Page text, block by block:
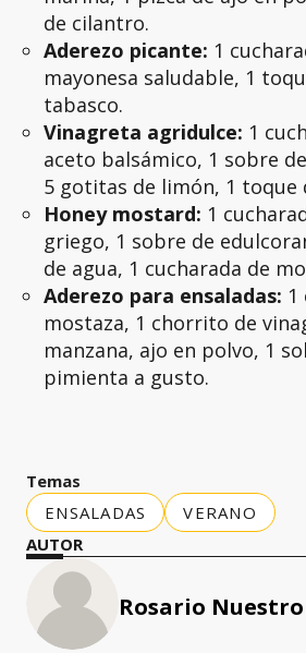
de cilantro.
Aderezo picante: 1
mayonesa saludable, 1
tabasco.
Vinagreta agridulce: 1
aceto balsámico, 1 sobre
5 gotitas de limón, 1 toque
Honey mostard: 1
griego, 1 sobre de
de agua, 1 cucharada de
Aderezo para ensaladas: 1
mostaza, 1 chorrito de
manzana, ajo en polvo, 1
pimienta a gusto.
Temas
ENSALADAS
VERANO
AUTOR
Rosario Nuestro